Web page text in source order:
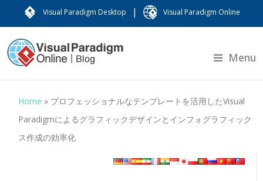
Visual Paradigm Desktop | Visual Paradigm Online
Menu
Home » プロフェッショナルなテンプレートを活用したVisual
Paradigmによるグラフィックデザインとインフォグラフィック
ス作成の効率化